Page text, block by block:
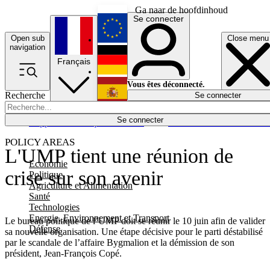
Ga naar de hoofdinhoud
Open sub
navigation
Close menu
Recherche
Se connecter
POLICY AREAS
Economie
Politique
Agriculture et Alimentation
Santé
Technologies
Energie, Environnement et Transport
Défense
Économie
Français
English
Deutsch
Español
Se connecter
Vous êtes déconnecté.
Se connecter
L'UMP tient une réunion de
crise sur son avenir
Le bureau politique de l’UMP doit se réunir le 10 juin afin de valider
sa nouvelle organisation. Une étape décisive pour le parti déstabilisé
par le scandale de l’affaire Bygmalion et la démission de son
président, Jean-François Copé.